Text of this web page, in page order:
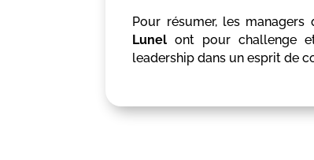
Pour résumer, les
Lunel ont pour challenge
leadership dans un esprit de